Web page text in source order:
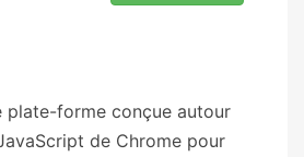
plate-forme conçue autour
de Chrome pour